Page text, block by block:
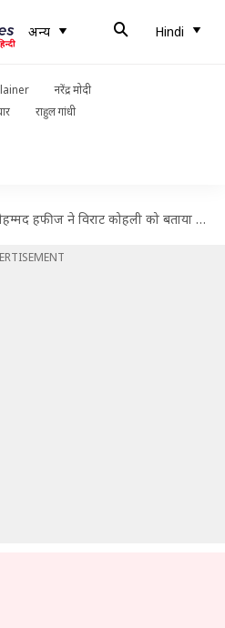
अन्य Hindi
नरेंद्र मोदी
राहुल गांधी
हफीज ने विराट कोहली को बताया असली किंग, बाबर आजम पर दिया अहम बयान